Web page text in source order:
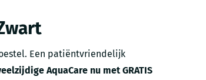
Een patiëntvriendelijk
AquaCare nu met GRATIS